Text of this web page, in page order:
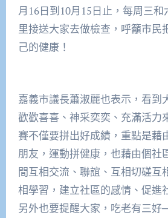
月16日到10月15日止，每周三
里接送大家去做檢查，呼籲市民
己的健康！
嘉義市議長蕭淑麗也表示，看到
歡歡喜喜、神采奕奕、充滿活力
賽不僅要拼出好成績，重點是藉
朋友，運動拼健康，也藉由個社
間互相交流、聯誼、互相切磋互
相學習，建立社區的感情、促進
另外也要提醒大家，吃老有三好